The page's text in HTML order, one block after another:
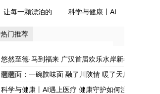
让每一颗漂泊的
张开杰走进蓉漂
之...
科学与健康丨AI
力？
热门推荐
悠然至德·马到福来 广汉首届欢乐水岸新春嘉年华盛
𰻞𰻞面：一碗陕味面 融了川陕情 暖了天府胃
科学与健康丨AI遇上医疗 健康守护如何注入新活力